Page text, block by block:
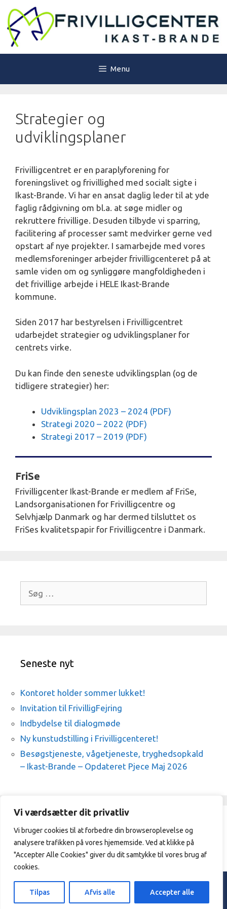
Vi værdsætter dit privatliv
Vi bruger cookies til at forbedre din browseroplevelse og
analysere trafikken på vores hjememside. Ved at klikke på
"Accepter Alle Cookies" giver du dit samtykke til vores brug af
cookies.
Tilpas Afvis alle Accepter alle
indhold
Menu
Strategier og
udviklingsplaner
Frivilligcentret er en paraplyforening for
foreningslivet og frivillighed med socialt sigte i
Ikast-Brande. Vi har en ansat daglig leder til at yde
faglig rådgivning om bl.a. at søge midler og
rekruttere frivillige. Desuden tilbyde vi sparring,
facilitering af processer samt medvirker gerne ved
opstart af nye projekter. I samarbejde med vores
medlemsforeninger arbejder frivilligcenteret på at
samle viden om og synliggøre mangfoldigheden i
det frivillige arbejde i HELE Ikast-Brande
kommune.
Siden 2017 har bestyrelsen i Frivilligcentret
udarbejdet strategier og udviklingsplaner for
centrets virke.
Du kan finde den seneste udviklingsplan (og de
tidligere strategier) her:
Udviklingsplan 2023 – 2024 (PDF)
Strategi 2020 – 2022 (PDF)
Strategi 2017 – 2019 (PDF)
FriSe
Frivilligcenter Ikast-Brande er medlem af FriSe,
Landsorganisationen for Frivilligcentre og
Selvhjælp Danmark og har dermed tilsluttet os
FriSes kvalitetspapir for Frivilligcentre i Danmark.
efter:
Seneste nyt
Kontoret holder sommer lukket!
Invitation til FrivilligFejring
Indbydelse til dialogmøde
Ny kunstudstilling i Frivilligcenteret!
Besøgstjeneste, vågetjeneste, tryghedsopkald
– Ikast-Brande – Opdateret Pjece Maj 2026
Frivilligcenter Ikast-Brande / 21329409
/vibeke@frivilligcenterikast-brande.dk
© 2026 Frivilligcenter Ikast - Brande. | Privatpolitik